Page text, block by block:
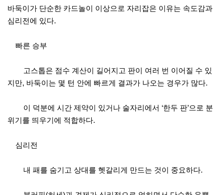
바둑이가 단순한 카드놀이 이상으로 자리잡은 이유는 속도감과
심리전에 있다.
빠른 승부
고스톱은 점수 계산이 길어지고 판이 여러 번 이어질 수 있
지만, 바둑이는 몇 턴 안에 빠르게 결과가 나오는 경우가 많다.
이 덕분에 시간 제약이 있거나 술자리에서 ‘한두 판’으로 분
위기를 띄우기에 적합하다.
심리전
내 패를 숨기고 상대를 헷갈리게 만드는 것이 중요하다.